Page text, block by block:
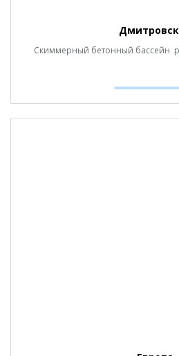
Скиммерный бетонный бассейн